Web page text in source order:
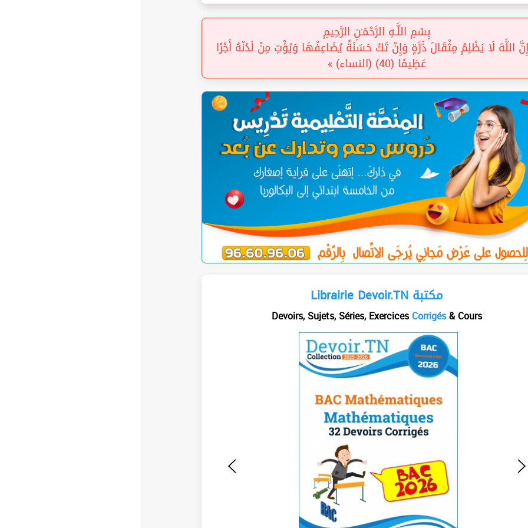
بِسْمِ اللَّـهِ الرَّحْمَـٰنِ الرَّحِيمِ
اللَّهَ لَا يَظْلِمُ مِثْقَالَ ذَرَّةٍ وَإِنْ تَكُ حَسَنَةً يُضَاعِفْهَا وَيُؤْتِ مِنْ لَدُنْهُ أَجْرًا
عَظِيمًا (40) (النساء) »
Librairie Devoir.TN مكتبة
Devoirs, Sujets, Séries, ExercicesCorrigés& Cours